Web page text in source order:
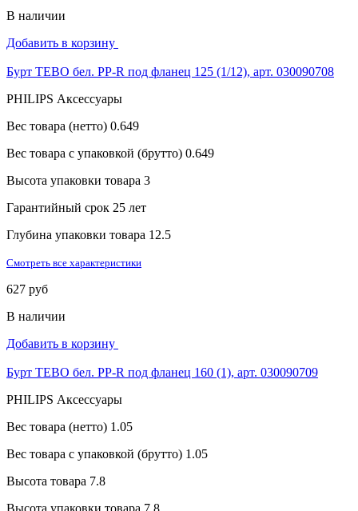
В наличии
Добавить в корзину
Бурт TEBO бел. PP-R под фланец 125 (1/12), арт. 030090708
PHILIPS Аксессуары
Вес товара (нетто) 0.649
Вес товара с упаковкой (брутто) 0.649
Высота упаковки товара 3
Гарантийный срок 25 лет
Глубина упаковки товара 12.5
Смотреть все характеристики
627 руб
В наличии
Добавить в корзину
Бурт TEBO бел. PP-R под фланец 160 (1), арт. 030090709
PHILIPS Аксессуары
Вес товара (нетто) 1.05
Вес товара с упаковкой (брутто) 1.05
Высота товара 7.8
Высота упаковки товара 7.8